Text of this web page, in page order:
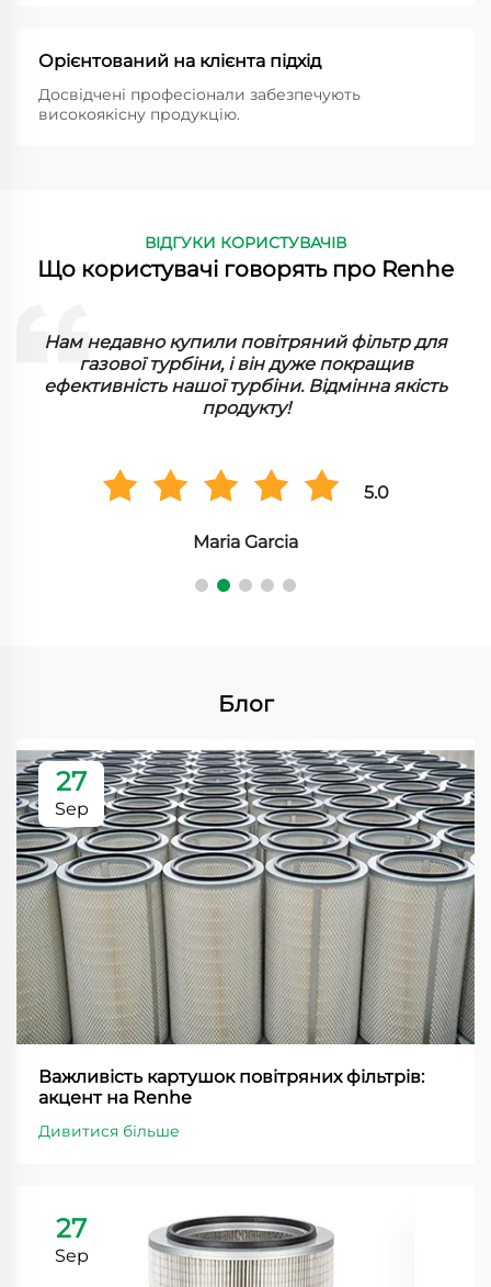
Орієнтований на клієнта підхід
Досвідчені професіонали забезпечують
високоякісну продукцію.
ВІДГУКИ КОРИСТУВАЧІВ
Що користувачі говорять про Renhe
Нам недавно купили повітряний фільтр для
газової турбіни, і він дуже покращив
ефективність нашої турбіни. Відмінна якість
продукту!
5.0
Maria Garcia
Блог
27
Sep
Важливість картушок повітряних фільтрів:
акцент на Renhe
Дивитися більше
27
Sep